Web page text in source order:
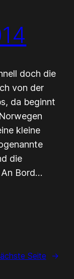
doch die
von der
da beginnt
kleine
die
An Bord…
Seite →